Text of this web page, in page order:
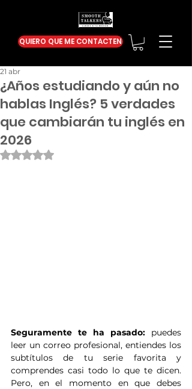
QUIERO QUE ME CONTACTEN
¿Años estudiando y aún no
hablas Inglés? 5 verdades
que cambiarán tu inglés en
2026
21 abr
Obtuvo NaN de 5 estrellas.
Seguramente te ha pasado: puedes
leer un correo profesional, entiendes los
subtítulos de tu serie favorita y
comprendes casi todo lo que te dicen.
Pero, en el momento en que debes